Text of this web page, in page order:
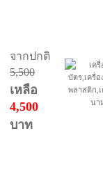
จากปกติ
5,500
เหลือ
4,500
บาท